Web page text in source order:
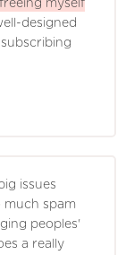
myself
designed
issues
much spam
peoples'
a really